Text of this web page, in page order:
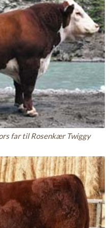
far til Rosenkær Twiggy